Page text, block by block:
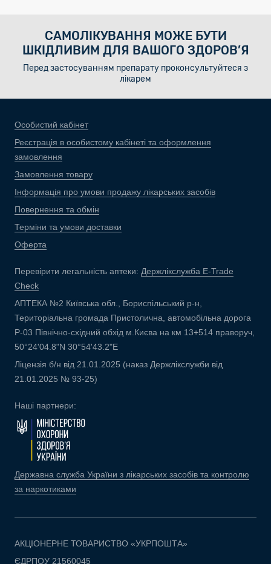
САМОЛІКУВАННЯ МОЖЕ БУТИ
ШКІДЛИВИМ ДЛЯ ВАШОГО ЗДОРОВ’Я
Перед застосуванням препарату проконсультуйтеся з
лікарем
Особистий кабінет
Реєстрація в особистому кабінеті та оформлення
замовлення
Замовлення товару
Інформація про умови продажу лікарських засобів
Повернення та обмін
Терміни та умови доставки
Оферта
Перевірити легальність аптеки: Держлікслужба E-Trade
Check
АПТЕКА №2 Київська обл., Бориспільський р-н,
Територіальна громада Пристолична, автомобільна дорога
Р-03 Північно-східний обхід м.Києва на км 13+514 праворуч,
50°24'04.8"N 30°54'43.2"E
Ліцензія б/н від 21.01.2025 (наказ Держлікслужби від
21.01.2025 № 93-25)
Наші партнери:
Державна служба України з лікарських засобів та контролю
за наркотиками
АКЦІОНЕРНЕ ТОВАРИСТВО «УКРПОШТА»
ЄДРПОУ 21560045